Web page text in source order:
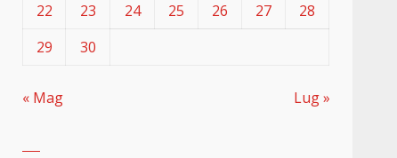
22
23 24 25 26 27
28
29
30
« Mag Lug »